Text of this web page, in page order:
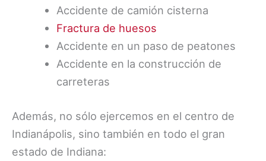
Accidente de camión cisterna
Fractura de huesos
Accidente en un paso de peatones
Accidente en la construcción de
carreteras
Además, no sólo ejercemos en el centro de
Indianápolis, sino también en todo el gran
estado de Indiana: